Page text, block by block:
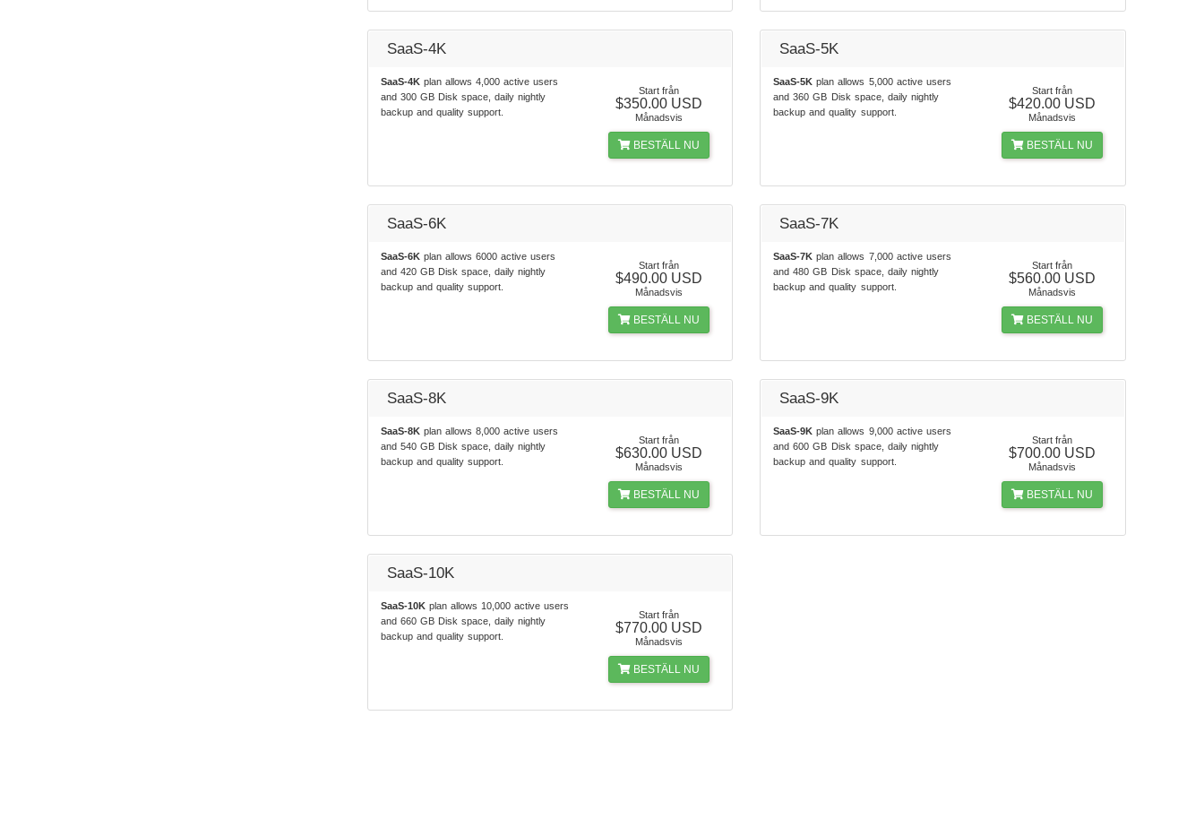
SaaS-4K
SaaS-4Kplan allows 4,000 active users
and 300 GB Disk space, daily nightly
backup and quality support.
Start från
$350.00 USD
Månadsvis
BESTÄLL NU
SaaS-5K
SaaS-5K plan allows 5,000 active users
and 360 GB Disk space, daily nightly
backup and quality support.
Start från
$420.00 USD
Månadsvis
BESTÄLL NU
SaaS-6K
SaaS-6Kplan allows 6000 active users
and 420 GB Disk space, daily nightly
backup and quality support.
Start från
$490.00 USD
Månadsvis
BESTÄLL NU
SaaS-7K
SaaS-7K plan allows 7,000 active users
and 480 GB Disk space, daily nightly
backup and quality support.
Start från
$560.00 USD
Månadsvis
BESTÄLL NU
SaaS-8K
SaaS-8Kplan allows 8,000 active users
and 540 GB Disk space, daily nightly
backup and quality support.
Start från
$630.00 USD
Månadsvis
BESTÄLL NU
SaaS-9K
SaaS-9K plan allows 9,000 active users
and 600 GB Disk space, daily nightly
backup and quality support.
Start från
$700.00 USD
Månadsvis
BESTÄLL NU
SaaS-10K
SaaS-10Kplan allows 10,000 active users
and 660 GB Disk space, daily nightly
backup and quality support.
Start från
$770.00 USD
Månadsvis
BESTÄLL NU